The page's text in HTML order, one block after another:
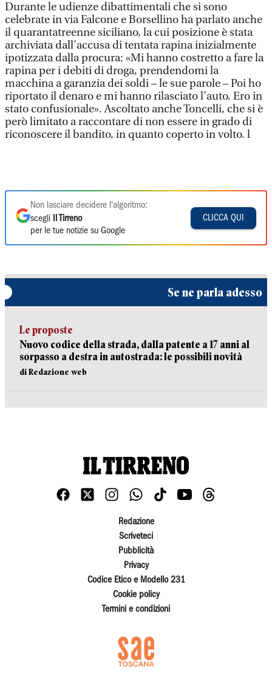
Durante le udienze dibattimentali che si sono
celebrate in via Falcone e Borsellino ha parlato anche
il quarantatreenne siciliano, la cui posizione è stata
archiviata dall’accusa di tentata rapina inizialmente
ipotizzata dalla procura: «Mi hanno costretto a fare la
rapina per i debiti di droga, prendendomi la
macchina a garanzia dei soldi – le sue parole – Poi ho
riportato il denaro e mi hanno rilasciato l’auto. Ero in
stato confusionale». Ascoltato anche Toncelli, che si è
però limitato a raccontare di non essere in grado di
riconoscere il bandito, in quanto coperto in volto. l
Non lasciare decidere l'algoritmo:
scegli
Il Tirreno
per le tue notizie su Google
CLICCA QUI
Se ne parla adesso
Le proposte
Nuovo codice della strada, dalla patente a 17 anni al
sorpasso a destra in autostrada: le possibili novità
di Redazione web
Redazione
Scriveteci
Pubblicità
Privacy
Codice Etico e Modello 231
Cookie policy
Termini e condizioni